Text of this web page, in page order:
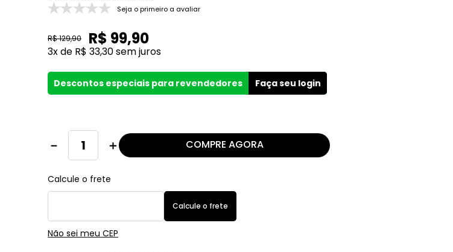
Seja o primeiro a avaliar
R$129,90 R$ 99,90
3x de R$ 33,30sem juros
Descontos especiais para revendedores Faça seu login
＋
－ COMPRE AGORA
Não sei meu CEP